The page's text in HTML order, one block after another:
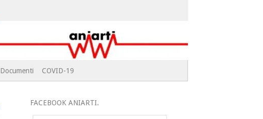
Documenti COVID-19
FACEBOOK ANIARTI.